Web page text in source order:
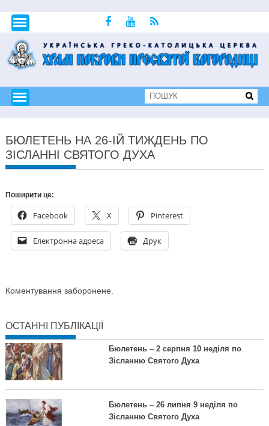
БЮЛЕТЕНЬ НА 26-ІЙ ТИЖДЕНЬ ПО
ЗІСЛАННІ СВЯТОГО ДУХА
Поширити це:
Facebook X Pinterest
Електронна адреса Друк
Коментування заборонене.
ОСТАННІ ПУБЛІКАЦІЇ
Бюлетень – 2 серпня 10 неділя по
Зісланню Святого Духа
Бюлетень – 26 липня 9 неділя по
Зісланню Святого Духа